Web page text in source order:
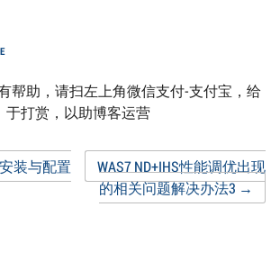
帮助，请扫左上角微信支付-支付宝，给
于打赏，以助博客运营
装与配置
WAS7 ND+IHS性能调优出现
的相关问题解决办法3→